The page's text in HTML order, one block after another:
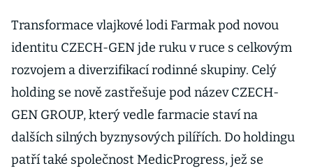
Transformace vlajkové lodi Farmak pod novou
identitu CZECH-GEN jde ruku v ruce s celkovým
rozvojem a diverzifikací rodinné skupiny. Celý
holding se nově zastřešuje pod název CZECH-
GEN GROUP, který vedle farmacie staví na
dalších silných byznysových pilířích. Do holdingu
patří také společnost MedicProgress, jež se